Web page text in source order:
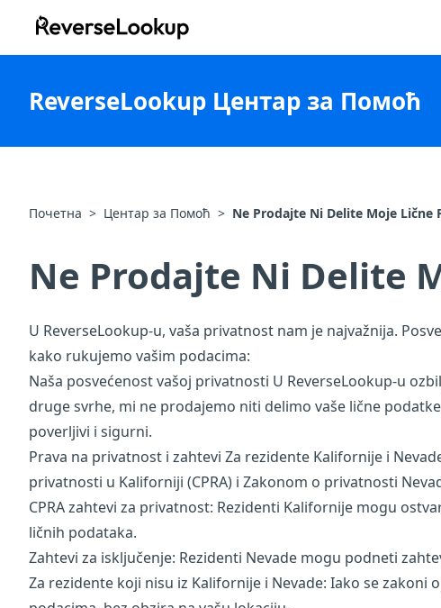
ReverseLookup
ReverseLookup Центар за Помоћ
Почетна > Центар за Помоћ > Ne Prodajte Ni Delite Moje Lične
Ne Prodajte Ni Delite
U ReverseLookup-u, vaša privatnost nam je najvažnija.
kako rukujemo vašim podacima:
Naša posvećenost vašoj privatnosti U ReverseLookup-u
druge svrhe, mi ne prodajemo niti delimo vaše lične
poverljivi i sigurni.
Prava na privatnost i zahtevi Za rezidente Kalifornije i
privatnosti u Kaliforniji (CPRA) i Zakonom o privatnosti
CPRA zahtevi za privatnost: Rezidenti Kalifornije mogu
ličnih podataka.
Zahtevi za isključenje: Rezidenti Nevade mogu podneti
Za rezidente koji nisu iz Kalifornije i Nevade: Iako se